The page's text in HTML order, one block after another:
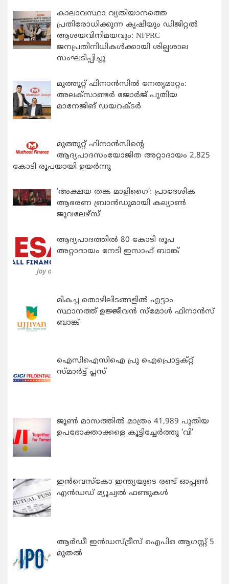
കാലാവസ്ഥാ വ്യതിയാനത്തെ
പ്രതിരോധിക്കുന്ന കൃഷിയും ഡിജിറ്റൽ
ആശയവിനിമയവും: NFPRC
ജനപ്രതിനിധികൾക്കായി ശില്പശാല
സംഘടിപ്പിച്ചു
മുത്തൂറ്റ് ഫിനാൻസിൽ നേതൃമാറ്റം:
അലക്സാണ്ടർ ജോർജ് പുതിയ
മാനേജിങ് ഡയറക്ടർ
മുത്തൂറ്റ് ഫിനാൻസിന്റെ
ആദ്യപാദസംയോജിത അറ്റാദായം 2,825
കോടി രൂപയായി ഉയർന്നു
‘അക്ഷയ തങ്ക മാളിഗൈ’: പ്രാദേശിക
ആഭരണ ബ്രാന്‍ഡുമായി കല്യാണ്‍
ജുവലേഴ്‌സ്
ആദ്യപാദത്തിൽ 80 കോടി രൂപ
അറ്റാദായം നേടി ഇസാഫ് ബാങ്ക്
മികച്ച തൊഴിലിടങ്ങളിൽ എട്ടാം
സ്ഥാനത്ത് ഉജ്ജീവൻ സ്മോൾ ഫിനാൻസ്
ബാങ്ക്
ഐസിഐസിഐ പ്രു ഐപ്രൊട്ടക്റ്റ്
സ്മാർട്ട് പ്ലസ്
ജൂൺ മാസത്തിൽ മാത്രം 41,989 പുതിയ
ഉപഭോക്താക്കളെ കൂട്ടിച്ചേർത്തു ‘വി’
ഇന്‍വെസ്കോ ഇന്ത്യയുടെ രണ്ട് ഓപ്പണ്‍
എന്‍ഡഡ് മ്യൂച്വല്‍ ഫണ്ടുകള്‍
ആർഡീ ഇൻഡസ്ട്രീസ് ഐപിഒ ആഗസ്റ്റ് 5
മുതൽ